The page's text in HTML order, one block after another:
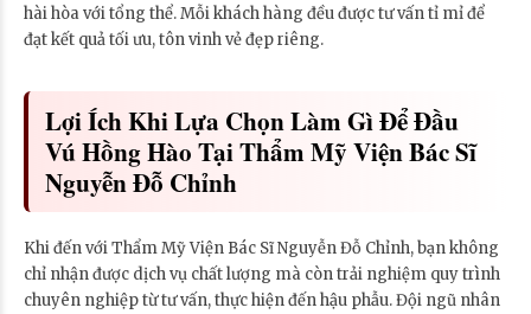
hài hòa với tổng thể. Mỗi khách hàng đều được tư vấn tỉ mỉ để
đạt kết quả tối ưu, tôn vinh vẻ đẹp riêng.
Lợi Ích Khi Lựa Chọn Làm Gì Để Đầu
Vú Hồng Hào Tại Thẩm Mỹ Viện Bác Sĩ
Nguyễn Đỗ Chỉnh
Khi đến với Thẩm Mỹ Viện Bác Sĩ Nguyễn Đỗ Chỉnh, bạn không
chỉ nhận được dịch vụ chất lượng mà còn trải nghiệm quy trình
chuyên nghiệp từ tư vấn, thực hiện đến hậu phẫu. Đội ngũ nhân